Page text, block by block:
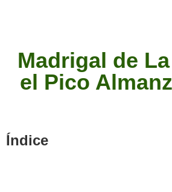
Madrigal de
el Pico
Índice